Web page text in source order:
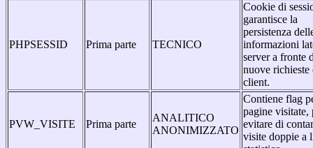
PHPSESSID Prima parte TECNICO
Cookie di
garantisce la
persistenza
informazioni
server a fronte
nuove richieste
client.
PVW_VISITE Prima parte
ANALITICO
ANONIMIZZATO
Contiene flag
pagine visitate,
evitare di
visite doppie a